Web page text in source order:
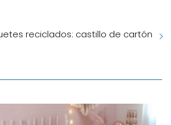
reciclados: castillo de cartón